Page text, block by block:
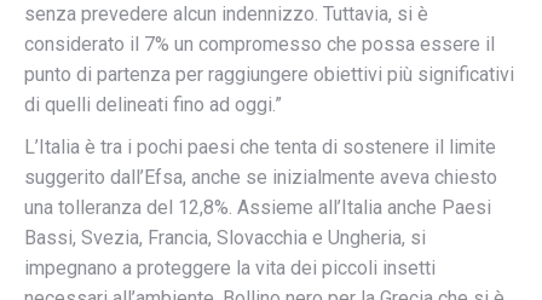
senza prevedere alcun indennizzo. Tuttavia, si è
considerato il 7% un compromesso che possa essere il
punto di partenza per raggiungere obiettivi più significativi
di quelli delineati fino ad oggi.”
L’Italia è tra i pochi paesi che tenta di sostenere il limite
suggerito dall’Efsa, anche se inizialmente aveva chiesto
una tolleranza del 12,8%. Assieme all’Italia anche Paesi
Bassi, Svezia, Francia, Slovacchia e Ungheria, si
impegnano a proteggere la vita dei piccoli insetti